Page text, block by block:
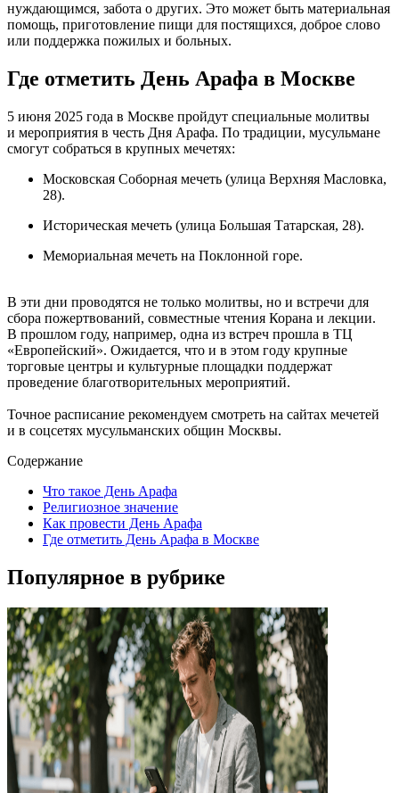
нуждающимся, забота о других. Это может быть материальная
помощь, приготовление пищи для постящихся, доброе слово
или поддержка пожилых и больных.
Где отметить День Арафа в Москве
5 июня 2025 года в Москве пройдут специальные молитвы
и мероприятия в честь Дня Арафа. По традиции, мусульмане
смогут собраться в крупных мечетях:
Московская Соборная мечеть (улица Верхняя Масловка,
28).
Историческая мечеть (улица Большая Татарская, 28).
Мемориальная мечеть на Поклонной горе.
В эти дни проводятся не только молитвы, но и встречи для
сбора пожертвований, совместные чтения Корана и лекции.
В прошлом году, например, одна из встреч прошла в ТЦ
«Европейский». Ожидается, что и в этом году крупные
торговые центры и культурные площадки поддержат
проведение благотворительных мероприятий.
Точное расписание рекомендуем смотреть на сайтах мечетей
и в соцсетях мусульманских общин Москвы.
Содержание
Что такое День Арафа
Религиозное значение
Как провести День Арафа
Где отметить День Арафа в Москве
Популярное в рубрике